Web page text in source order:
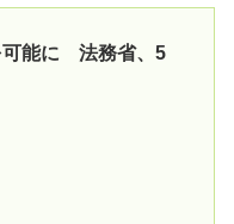
可能に 法務省、5